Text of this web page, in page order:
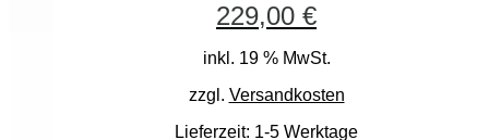
229,00 €
inkl. 19 % MwSt.
zzgl. Versandkosten
Lieferzeit: 1-5 Werktage